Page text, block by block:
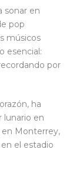
sonar en
pop
músicos
esencial:
por
ha
lunario en
en Monterrey,
el estadio